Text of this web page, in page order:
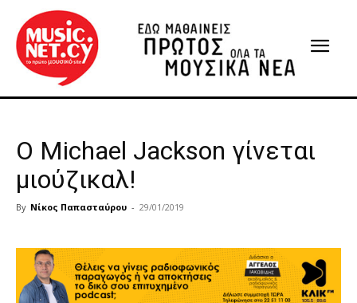
Ο Michael Jackson γίνεται
μιούζικαλ!
By Νίκος Παπασταύρου - 29/01/2019